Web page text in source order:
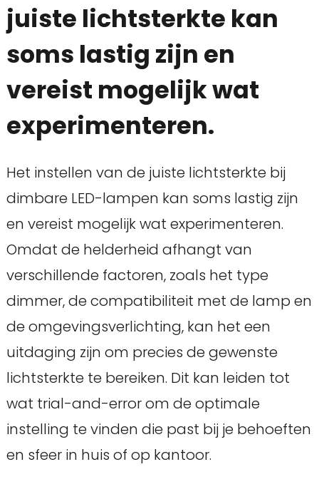
juiste lichtsterkte kan
soms lastig zijn en
vereist mogelijk wat
experimenteren.
Het instellen van de juiste lichtsterkte bij
dimbare LED-lampen kan soms lastig zijn
en vereist mogelijk wat experimenteren.
Omdat de helderheid afhangt van
verschillende factoren, zoals het type
dimmer, de compatibiliteit met de lamp en
de omgevingsverlichting, kan het een
uitdaging zijn om precies de gewenste
lichtsterkte te bereiken. Dit kan leiden tot
wat trial-and-error om de optimale
instelling te vinden die past bij je behoeften
en sfeer in huis of op kantoor.